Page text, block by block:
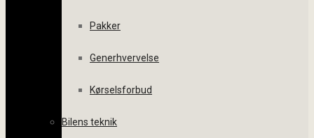
Pakker
Generhvervelse
Kørselsforbud
Bilens teknik